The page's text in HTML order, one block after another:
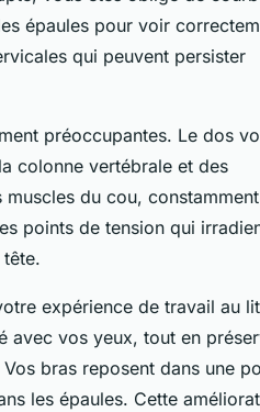
épaules pour voir
qui peuvent persister
préoccupantes. Le dos
colonne vertébrale et des
du cou, constamment
points de tension qui
expérience de travail au
avec vos yeux, tout en
bras reposent dans une
les épaules. Cette